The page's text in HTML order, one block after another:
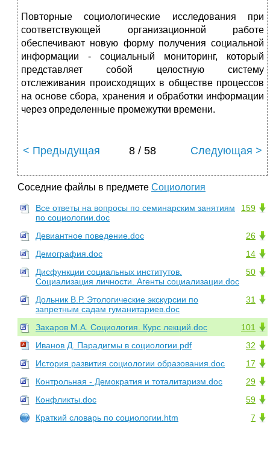
Повторные социологические исследования при
соответствующей организационной работе
обеспечивают новую форму получения социальной
информации - социальный мониторинг, который
представляет собой целостную систему
отслеживания происходящих в обществе процессов
на основе сбора, хране­ния и обработки информации
через определенные промежутки времени.
< Предыдущая 8 / 58 Следующая >
Соседние файлы в предмете Социология
159
Все ответы на вопросы по семинарским занятиям
по социологии.doc
26
Девиантное поведение.doc
14
Демография.doc
50
Дисфункции социальных институтов.
Социализация личности. Агенты социализации.doc
31
Дольник В.Р. Этологические экскурсии по
запретным садам гуманитариев.doc
101
Захаров М.А. Социология. Курс лекций.doc
32
Иванов Д. Парадигмы в социологии.pdf
17
История развития социологии образования.doc
29
Контрольная - Демократия и тоталитаризм.doc
59
Конфликты.doc
7
Краткий словарь по социологии.htm